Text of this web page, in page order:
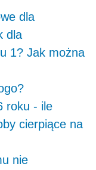
dla
dla
1? Jak można
roku - ile
cierpiące na
nie